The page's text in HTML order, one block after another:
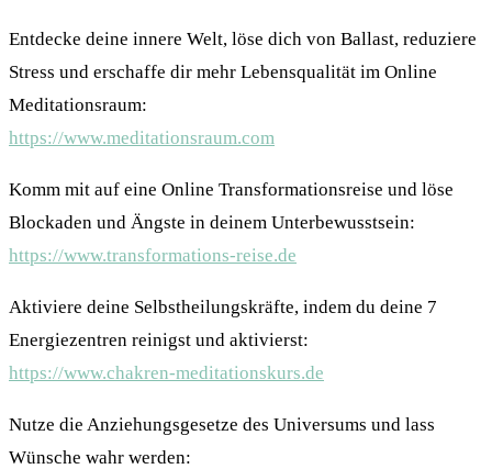
Entdecke deine innere Welt, löse dich von Ballast, reduziere
Stress und erschaffe dir mehr Lebensqualität im Online
Meditationsraum:
https://www.meditationsraum.com
Komm mit auf eine Online Transformationsreise und löse
Blockaden und Ängste in deinem Unterbewusstsein:
https://www.transformations-reise.de
Aktiviere deine Selbstheilungskräfte, indem du deine 7
Energiezentren reinigst und aktivierst:
https://www.chakren-meditationskurs.de
Nutze die Anziehungsgesetze des Universums und lass
Wünsche wahr werden: